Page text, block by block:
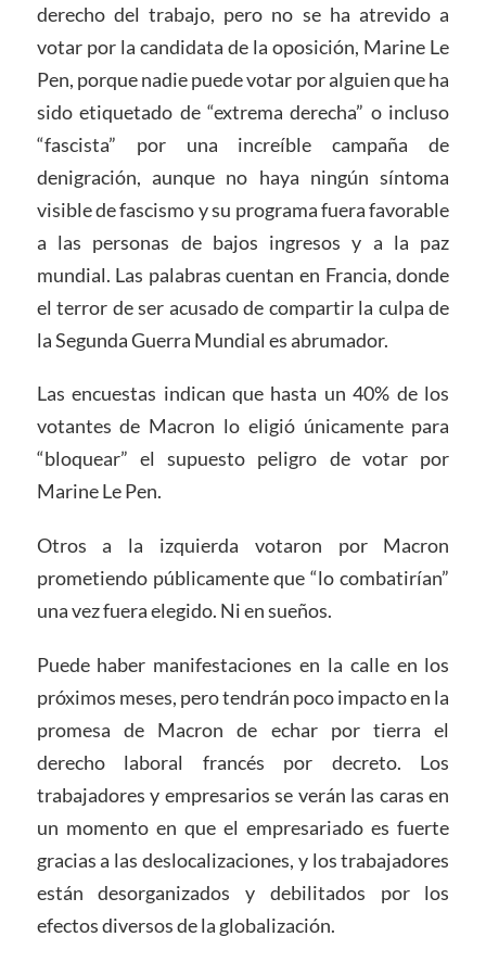
derecho del trabajo, pero no se ha atrevido a
votar por la candidata de la oposición, Marine Le
Pen, porque nadie puede votar por alguien que ha
sido etiquetado de “extrema derecha” o incluso
“fascista” por una increíble campaña de
denigración, aunque no haya ningún síntoma
visible de fascismo y su programa fuera favorable
a las personas de bajos ingresos y a la paz
mundial. Las palabras cuentan en Francia, donde
el terror de ser acusado de compartir la culpa de
la Segunda Guerra Mundial es abrumador.
Las encuestas indican que hasta un 40% de los
votantes de Macron lo eligió únicamente para
“bloquear” el supuesto peligro de votar por
Marine Le Pen.
Otros a la izquierda votaron por Macron
prometiendo públicamente que “lo combatirían”
una vez fuera elegido. Ni en sueños.
Puede haber manifestaciones en la calle en los
próximos meses, pero tendrán poco impacto en la
promesa de Macron de echar por tierra el
derecho laboral francés por decreto. Los
trabajadores y empresarios se verán las caras en
un momento en que el empresariado es fuerte
gracias a las deslocalizaciones, y los trabajadores
están desorganizados y debilitados por los
efectos diversos de la globalización.